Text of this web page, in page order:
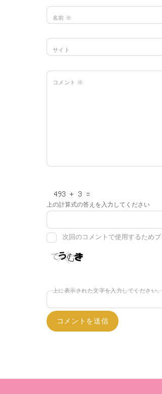
名前 ※
サイト
コメント ※
上の計算式の答えを入力してください
次回のコメントで使用するため
上に表示された文字を入力してください